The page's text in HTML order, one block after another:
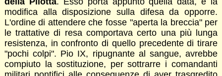
modifica alla disposizione sulla difesa da opporre.
L'ordine di attendere che fosse "aperta la breccia" per
le trattative di resa comportava certo una più lunga
resistenza, in confronto di quello precedente di tirare
"pochi colpi". Pio IX, ripugnante al sangue, avrebbe
compiuto la sostituzione, per sottrarre i comandanti